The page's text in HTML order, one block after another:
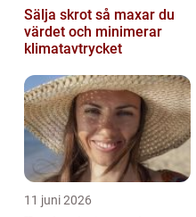
Sälja skrot så maxar du
värdet och minimerar
klimatavtrycket
11 juni 2026